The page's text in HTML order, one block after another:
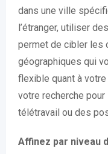
dans une ville
l’étranger, utiliser
permet de cibler les
géographiques qui
flexible quant à
votre recherche
télétravail ou des
Affinez par niveau